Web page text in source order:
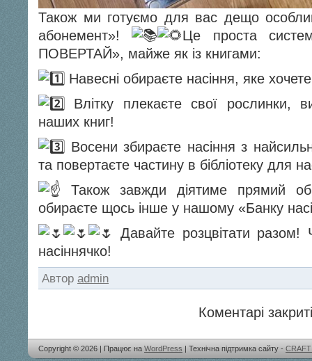
Також ми готуємо для вас дещо
абонемент»!
Це проста
ПОВЕРТАЙ», майже як із книгами:
Навесні обираєте насіння, яке
Влітку плекаєте свої рослинки,
наших книг!
Восени збираєте насіння з
та повертаєте частину в бібліотеку для
Також завжди діятиме прямий
обираєте щось інше у нашому «Банку
Давайте розцвітати
насіннячко!
Автор admin
Коментарі
Copyright © 2026 | Працює на WordPress | Технічна підтримка сайту -